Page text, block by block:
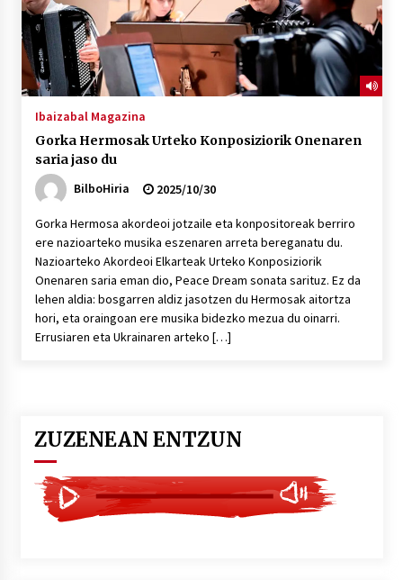
Ibaizabal Magazina
Gorka Hermosak Urteko Konposiziorik Onenaren
saria jaso du
BilboHiria
2025/10/30
Gorka Hermosa akordeoi jotzaile eta konpositoreak berriro
ere nazioarteko musika eszenaren arreta bereganatu du.
Nazioarteko Akordeoi Elkarteak Urteko Konposiziorik
Onenaren saria eman dio, Peace Dream sonata sarituz. Ez da
lehen aldia: bosgarren aldiz jasotzen du Hermosak aitortza
hori, eta oraingoan ere musika bidezko mezua du oinarri.
Errusiaren eta Ukrainaren arteko […]
ZUZENEAN ENTZUN